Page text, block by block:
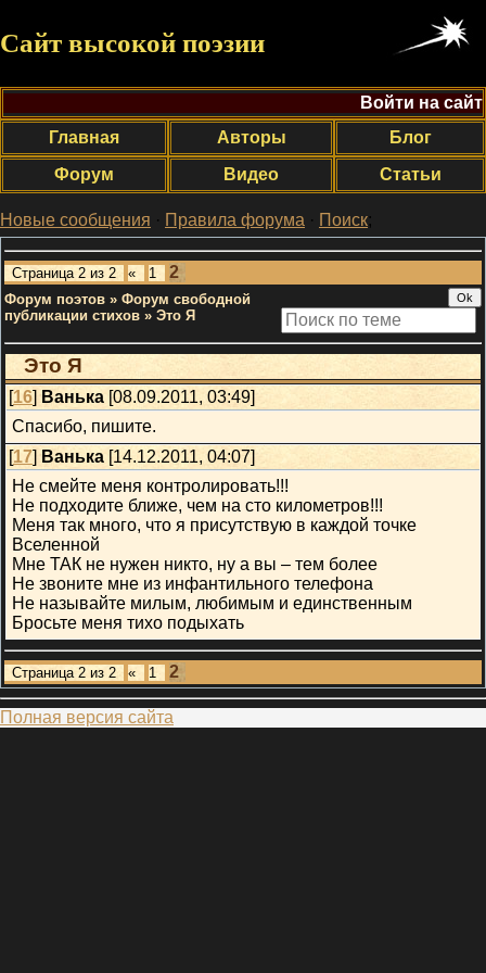
Сайт высокой поэзии
Войти на сайт
Главная
Авторы
Блог
Форум
Видео Статьи
Новые сообщения · Правила форума · Поиск;
Страница 2 из 2 « 1 2
Форум поэтов » Форум свободной
публикации стихов » Это Я
Это Я
[16]Ванька [08.09.2011, 03:49]
Спасибо, пишите.
[17]Ванька [14.12.2011, 04:07]
Не смейте меня контролировать!!!
Не подходите ближе, чем на сто километров!!!
Меня так много, что я присутствую в каждой точке
Вселенной
Мне ТАК не нужен никто, ну а вы – тем более
Не звоните мне из инфантильного телефона
Не называйте милым, любимым и единственным
Бросьте меня тихо подыхать
Страница 2 из 2 « 1 2
Полная версия сайта